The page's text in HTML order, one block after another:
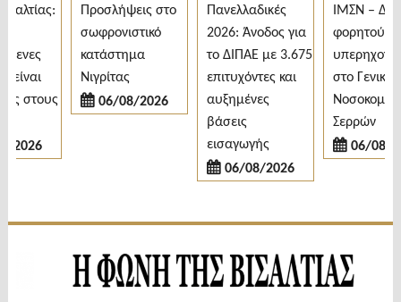
στους
Προσλήψεις στο
σωφρονιστικό
κατάστημα
Νιγρίτας
06/08/2026
Πανελλαδικές
2026: Άνοδος για
το ΔΙΠΑΕ με 3.675
επιτυχόντες και
αυξημένες
βάσεις
εισαγωγής
06/08/2026
ΙΜΣΝ –
φορητού
στο Γενικό
Νοσοκομείο
Σερρών
06/08/